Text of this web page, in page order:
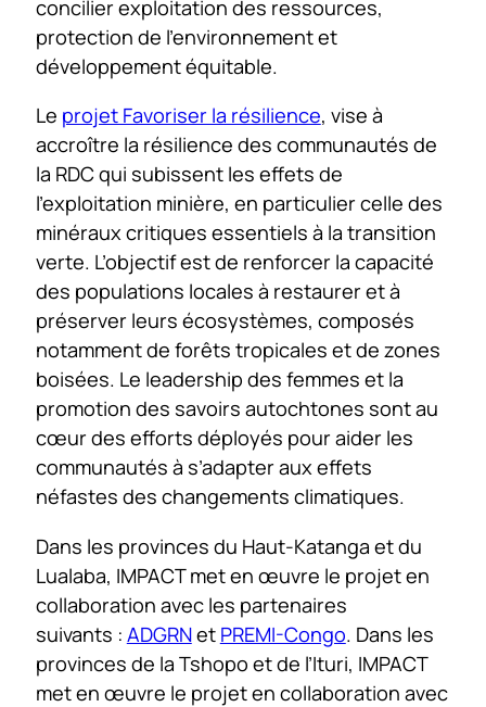
concilier exploitation des ressources,
protection de l’environnement et
développement équitable.
Le projet Favoriser la résilience, vise à
accroître la résilience des communautés de
la RDC qui subissent les effets de
l’exploitation minière, en particulier celle des
minéraux critiques essentiels à la transition
verte. L’objectif est de renforcer la capacité
des populations locales à restaurer et à
préserver leurs écosystèmes, composés
notamment de forêts tropicales et de zones
boisées. Le leadership des femmes et la
promotion des savoirs autochtones sont au
cœur des efforts déployés pour aider les
communautés à s’adapter aux effets
néfastes des changements climatiques.
Dans les provinces du Haut-Katanga et du
Lualaba, IMPACT met en œuvre le projet en
collaboration avec les partenaires
suivants : ADGRNet PREMI-Congo. Dans les
provinces de la Tshopo et de l’Ituri, IMPACT
met en œuvre le projet en collaboration avec